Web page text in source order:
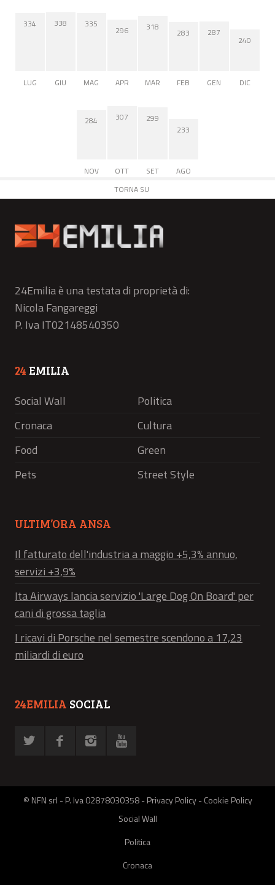
334
LUG
338
GIU
335
MAG
296
APR
318
MAR
283
FEB
287
GEN
240
DIC
284
NOV
307
OTT
299
SET
233
AGO
TORNA SU
24Emilia è una testata di proprietà di:
Nicola Fangareggi
P. Iva IT02148540350
24 EMILIA
Social Wall
Politica
Cronaca
Cultura
Food
Green
Pets
Street Style
ULTIM’ORA ANSA
Il fatturato dell'industria a maggio +5,3% annuo,
servizi +3,9%
Ita Airways lancia servizio 'Large Dog On Board' per
cani di grossa taglia
I ricavi di Porsche nel semestre scendono a 17,23
miliardi di euro
24EMILIA SOCIAL
© NFN srl - P. Iva 02878030358 -Privacy Policy-Cookie Policy
Social Wall
Politica
Cronaca